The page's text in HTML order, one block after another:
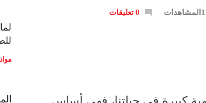
0 تعليقات